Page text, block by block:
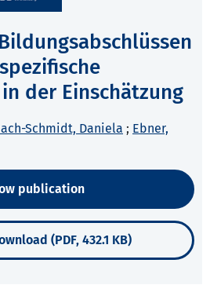
der Einschätzung
Schmidt, Daniela ; Ebner,
publication
(PDF, 432.1 KB)